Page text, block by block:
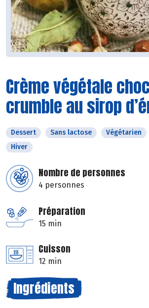
Crème végétale
crumble au sirop
Dessert Sans lactose Végétarien
Hiver
Nombre de personnes
4 personnes
Préparation
15 min
Cuisson
12 min
Ingrédients